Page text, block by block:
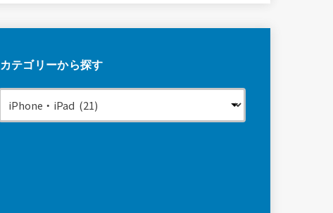
カテゴリーから探す